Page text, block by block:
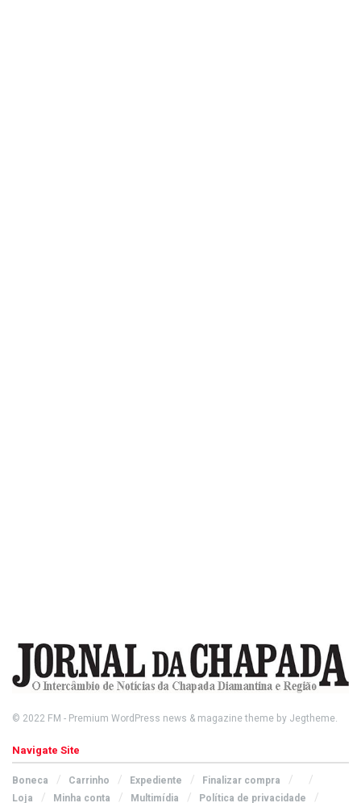
© 2022 FM - Premium WordPress news & magazine theme by Jegtheme.
Navigate Site
Boneca Carrinho Expediente
Finalizar compra
Loja
Minha conta Multimídia Política de privacidade